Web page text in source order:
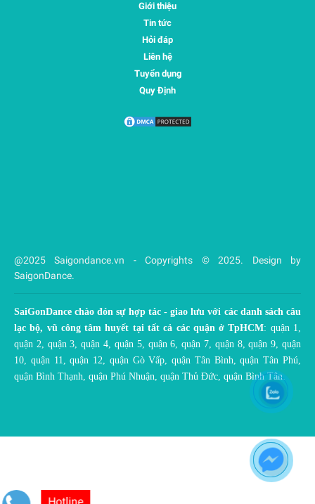
Giới thiệu
Tin tức
Hỏi đáp
Liên hệ
Tuyển dụng
Quy Định
@2025 Saigondance.vn - Copyrights © 2025. Design by
SaigonDance.
SaiGonDance chào đón sự hợp tác - giao lưu với các danh sách câu
lạc bộ, vũ công tâm huyết tại tất cả các quận ở TpHCM: quận 1,
quận 2, quận 3, quận 4, quận 5, quận 6, quận 7, quận 8, quận 9, quận
10, quận 11, quận 12, quận Gò Vấp, quận Tân Bình, quận Tân Phú,
quận Bình Thạnh, quận Phú Nhuận, quận Thủ Đức, quận Bình Tân.